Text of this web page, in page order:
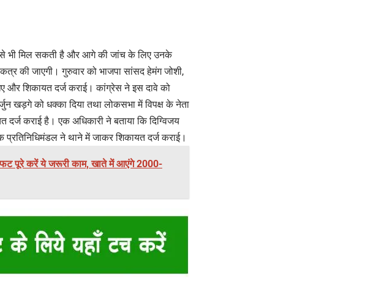
से भी मिल सकती है और आगे की जांच के लिए उनके
की जाएगी। गुरुवार को भाजपा सांसद हेमंग जोशी,
और शिकायत दर्ज कराई। कांग्रेस ने इस दावे को
खड़गे को धक्का दिया तथा लोकसभा में विपक्ष के नेता
दर्ज कराई है। एक अधिकारी ने बताया कि दिग्विजय
ने थाने में जाकर शिकायत दर्ज कराई।
पूरे करें ये जरूरी काम, खाते में आएंगे 2000-